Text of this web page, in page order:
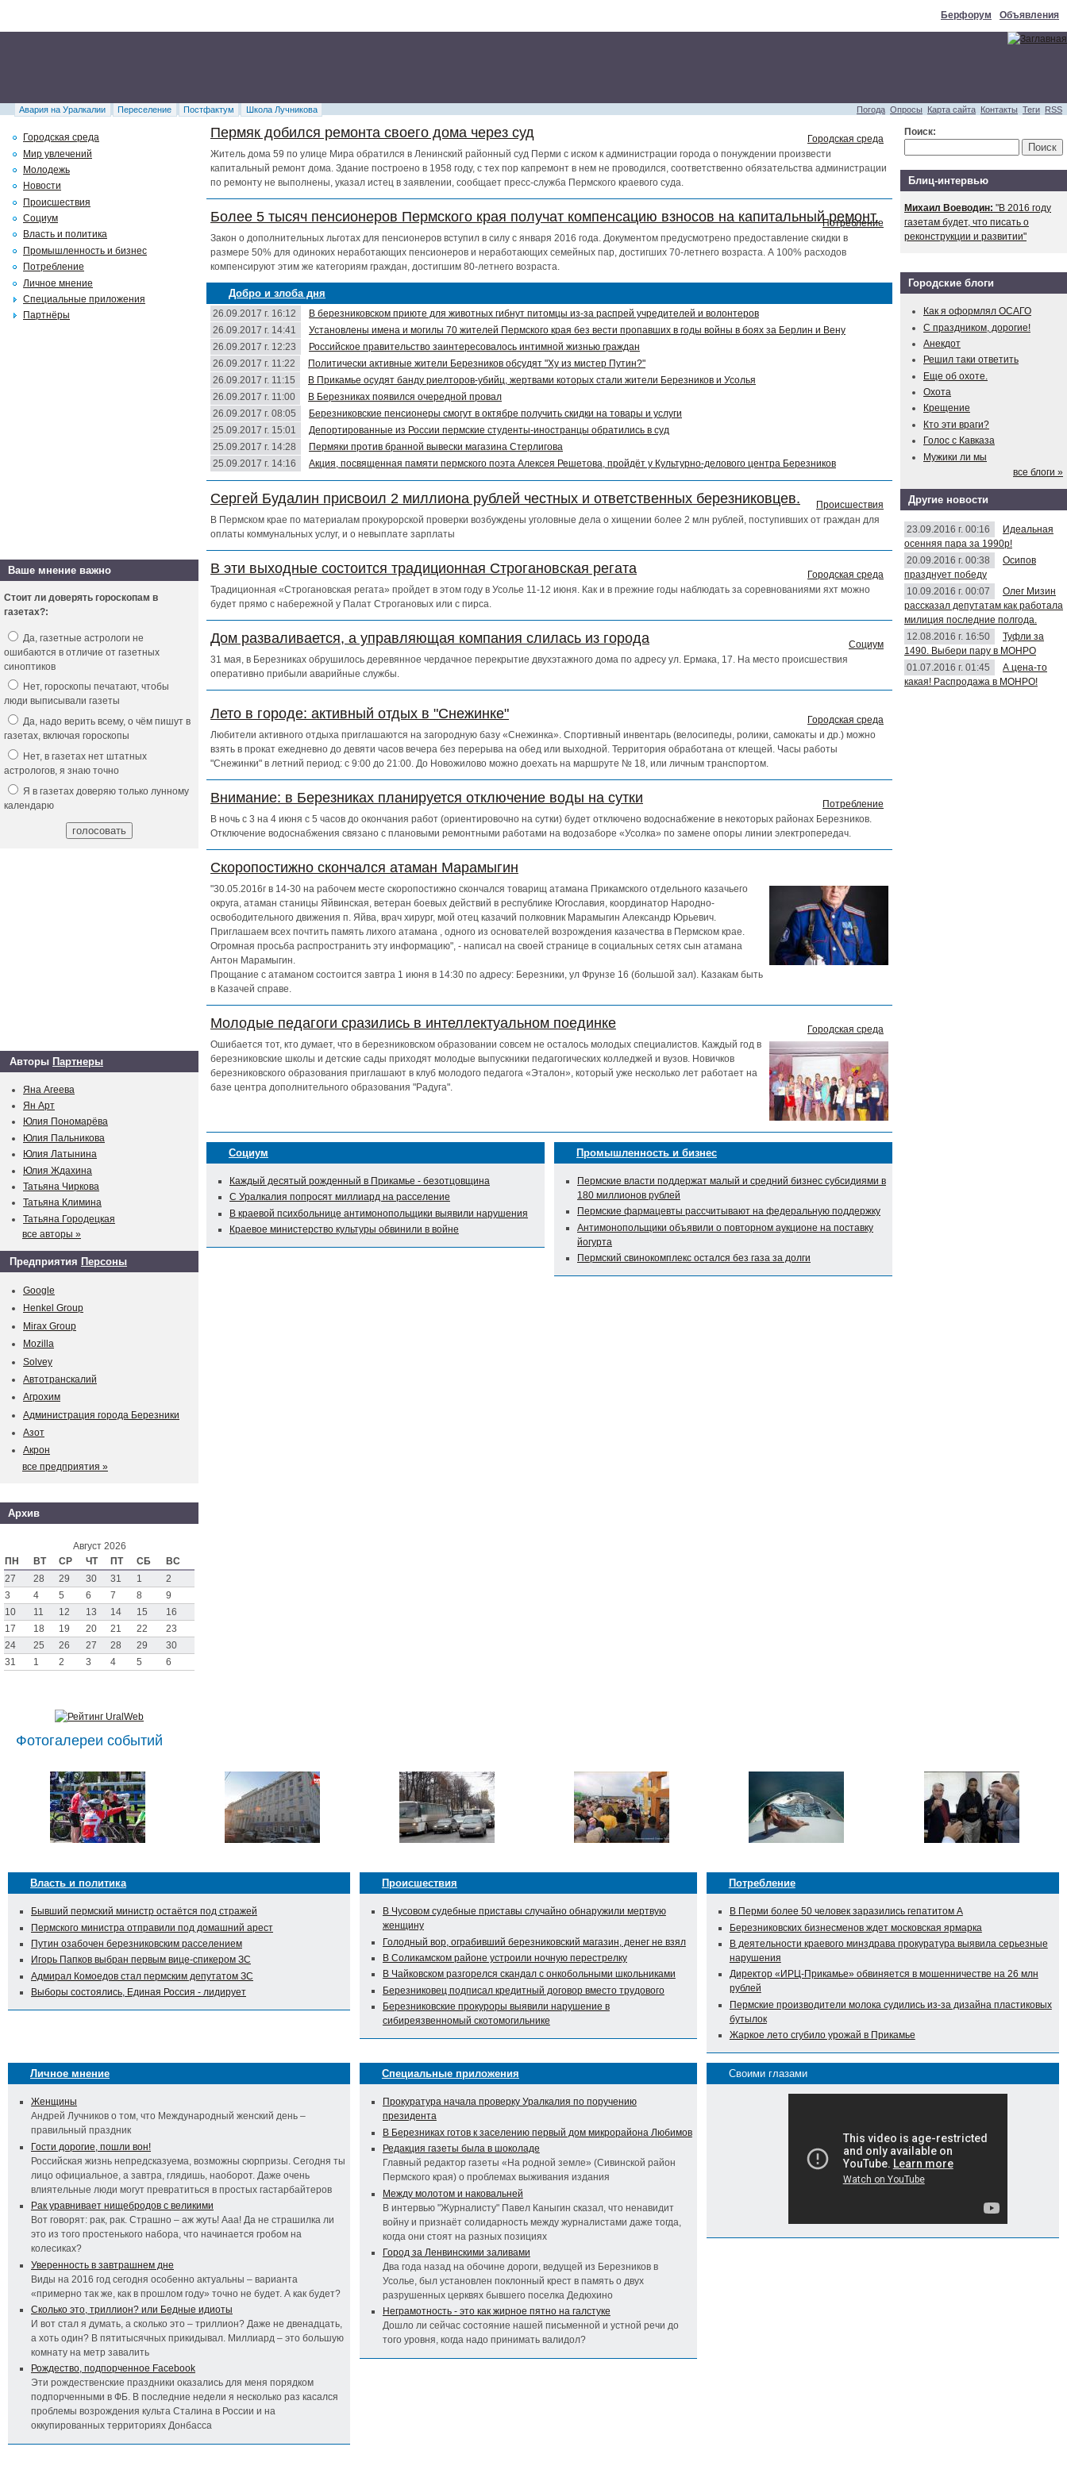
Берфорум Объявления
Погода Опросы Карта сайта Контакты Теги RSS
Авария на Уралкалии Переселение Постфактум Школа Лучникова
Пермяк добился ремонта своего дома через суд
Городская среда
Житель дома 59 по улице Мира обратился в Ленинский районный суд Перми с иском к администрации города о понуждении произвести
капитальный ремонт дома. Здание построено в 1958 году, с тех пор капремонт в нем не проводился, соответственно обязательства администрации
по ремонту не выполнены, указал истец в заявлении, сообщает пресс-служба Пермского краевого суда.
Более 5 тысяч пенсионеров Пермского края получат компенсацию взносов на капитальный ремонт.
Потребление
Закон о дополнительных льготах для пенсионеров вступил в силу с января 2016 года. Документом предусмотрено предоставление скидки в
размере 50% для одиноких неработающих пенсионеров и неработающих семейных пар, достигших 70-летнего возраста. А 100% расходов
компенсируют этим же категориям граждан, достигшим 80-летнего возраста.
Добро и злоба дня
26.09.2017 г. 16:12
В березниковском приюте для животных гибнут питомцы из-за распрей учредителей и волонтеров
26.09.2017 г. 14:41
Установлены имена и могилы 70 жителей Пермского края без вести пропавших в годы войны в боях за Берлин и Вену
26.09.2017 г. 12:23
Российское правительство заинтересовалось интимной жизнью граждан
26.09.2017 г. 11:22
Политически активные жители Березников обсудят "Ху из мистер Путин?"
26.09.2017 г. 11:15
В Прикамье осудят банду риелторов-убийц, жертвами которых стали жители Березников и Усолья
26.09.2017 г. 11:00
В Березниках появился очередной провал
26.09.2017 г. 08:05
Березниковские пенсионеры смогут в октябре получить скидки на товары и услуги
25.09.2017 г. 15:01
Депортированные из России пермские студенты-иностранцы обратились в суд
25.09.2017 г. 14:28
Пермяки против бранной вывески магазина Стерлигова
25.09.2017 г. 14:16
Акция, посвященная памяти пермского поэта Алексея Решетова, пройдёт у Культурно-делового центра Березников
Сергей Будалин присвоил 2 миллиона рублей честных и ответственных березниковцев.
Происшествия
В Пермском крае по материалам прокурорской проверки возбуждены уголовные дела о хищении более 2 млн рублей, поступивших от граждан для
оплаты коммунальных услуг, и о невыплате зарплаты
В эти выходные состоится традиционная Строгановская регата
Городская среда
Традиционная «Строгановская регата» пройдет в этом году в Усолье 11-12 июня. Как и в прежние годы наблюдать за соревнованиями яхт можно
будет прямо с набережной у Палат Строгановых или с пирса.
Дом разваливается, а управляющая компания слилась из города
Социум
31 мая, в Березниках обрушилось деревянное чердачное перекрытие двухэтажного дома по адресу ул. Ермака, 17. На место происшествия
оперативно прибыли аварийные службы.
Лето в городе: активный отдых в "Снежинке"
Городская среда
Любители активного отдыха приглашаются на загородную базу «Снежинка». Спортивный инвентарь (велосипеды, ролики, самокаты и др.) можно
взять в прокат ежедневно до девяти часов вечера без перерыва на обед или выходной. Территория обработана от клещей. Часы работы
"Снежинки" в летний период: с 9:00 до 21:00. До Новожилово можно доехать на маршруте № 18, или личным транспортом.
Внимание: в Березниках планируется отключение воды на сутки
Потребление
В ночь с 3 на 4 июня с 5 часов до окончания работ (ориентировочно на сутки) будет отключено водоснабжение в некоторых районах Березников.
Отключение водоснабжения связано с плановыми ремонтными работами на водозаборе «Усолка» по замене опоры линии электропередач.
Скоропостижно скончался атаман Марамыгин
"30.05.2016г в 14-30 на рабочем месте скоропостижно скончался товарищ атамана Прикамского отдельного казачьего
округа, атаман станицы Яйвинская, ветеран боевых действий в республике Югославия, координатор Народно-
освободительного движения п. Яйва, врач хирург, мой отец казачий полковник Марамыгин Александр Юрьевич.
Приглашаем всех почтить память лихого атамана , одного из основателей возрождения казачества в Пермском крае.
Огромная просьба распространить эту информацию", - написал на своей странице в социальных сетях сын атамана
Антон Марамыгин.
Прощание с атаманом состоится завтра 1 июня в 14:30 по адресу: Березники, ул Фрунзе 16 (большой зал). Казакам быть
в Казачей справе.
Молодые педагоги сразились в интеллектуальном поединке
Городская среда
Ошибается тот, кто думает, что в березниковском образовании совсем не осталось молодых специалистов. Каждый год в
березниковские школы и детские сады приходят молодые выпускники педагогических колледжей и вузов. Новичков
березниковского образования приглашают в клуб молодого педагога «Эталон», который уже несколько лет работает на
базе центра дополнительного образования "Радуга".
Социум
Каждый десятый рожденный в Прикамье - безотцовщина
С Уралкалия попросят миллиард на расселение
В краевой психбольнице антимонопольщики выявили нарушения
Краевое министерство культуры обвинили в войне
Промышленность и бизнес
Пермские власти поддержат малый и средний бизнес субсидиями в
180 миллионов рублей
Пермские фармацевты рассчитывают на федеральную поддержку
Антимонопольщики объявили о повторном аукционе на поставку
йогурта
Пермский свинокомплекс остался без газа за долги
Городская среда
Мир увлечений
Молодежь
Новости
Происшествия
Социум
Власть и политика
Промышленность и бизнес
Потребление
Личное мнение
Специальные приложения
Партнёры
Ваше мнение важно
Стоит ли доверять гороскопам в
газетах?:
Да, газетные астрологи не
ошибаются в отличие от газетных
синоптиков
Нет, гороскопы печатают, чтобы
люди выписывали газеты
Да, надо верить всему, о чём пишут в
газетах, включая гороскопы
Нет, в газетах нет штатных
астрологов, я знаю точно
Я в газетах доверяю только лунному
календарю
Авторы Партнеры
Яна Агеева
Ян Арт
Юлия Пономарёва
Юлия Пальникова
Юлия Латынина
Юлия Ждахина
Татьяна Чиркова
Татьяна Климина
Татьяна Городецкая
все авторы »
Предприятия Персоны
Google
Henkel Group
Mirax Group
Mozilla
Solvey
Автотранскалий
Агрохим
Администрация города Березники
Азот
Акрон
все предприятия »
Архив
Август 2026
ПН
ВТ СР ЧТ ПТ СБ
ВС
27
28 29 30 31 1
2
3
4 5 6 7 8
9
10
11 12 13 14 15
16
17
18 19 20 21 22
23
24
25 26 27 28 29
30
31
1 2 3 4 5 6
Поиск:
Блиц-интервью
Михаил Воеводин: "В 2016 году
газетам будет, что писать о
реконструкции и развитии"
Городские блоги
Как я оформлял ОСАГО
С праздником, дорогие!
Анекдот
Решил таки ответить
Еще об охоте.
Охота
Крещение
Кто эти враги?
Голос с Кавказа
Мужики ли мы
все блоги »
Другие новости
23.09.2016 г. 00:16
Идеальная
осенняя пара за 1990р!
20.09.2016 г. 00:38
Осипов
празднует победу
10.09.2016 г. 00:07
Олег Мизин
рассказал депутатам как работала
милиция последние полгода.
12.08.2016 г. 16:50
Туфли за
1490. Выбери пару в МОНРО
01.07.2016 г. 01:45
А цена-то
какая! Распродажа в МОНРО!
Фотогалереи событий
Власть и политика
Бывший пермский министр остаётся под стражей
Пермского министра отправили под домашний арест
Путин озабочен березниковским расселением
Игорь Папков выбран первым вице-спикером ЗС
Адмирал Комоедов стал пермским депутатом ЗС
Выборы состоялись, Единая Россия - лидирует
Происшествия
В Чусовом судебные приставы случайно обнаружили мертвую
женщину
Голодный вор, ограбивший березниковский магазин, денег не взял
В Соликамском районе устроили ночную перестрелку
В Чайковском разгорелся скандал с онкобольными школьниками
Березниковец подписал кредитный договор вместо трудового
Березниковские прокуроры выявили нарушение в
сибиреязвенномый скотомогильнике
Потребление
В Перми более 50 человек заразились гепатитом А
Березниковских бизнесменов ждет московская ярмарка
В деятельности краевого минздрава прокуратура выявила серьезные
нарушения
Директор «ИРЦ-Прикамье» обвиняется в мошенничестве на 26 млн
рублей
Пермские производители молока судились из-за дизайна пластиковых
бутылок
Жаркое лето сгубило урожай в Прикамье
Личное мнение
Женщины
Андрей Лучников о том, что Международный женский день –
правильный праздник
Гости дорогие, пошли вон!
Российская жизнь непредсказуема, возможны сюрпризы. Сегодня ты
лицо официальное, а завтра, глядишь, наоборот. Даже очень
влиятельные люди могут превратиться в простых гастарбайтеров
Рак уравнивает нищебродов с великими
Вот говорят: рак, рак. Страшно – аж жуть! Ааа! Да не страшилка ли
это из того простенького набора, что начинается гробом на
колесиках?
Уверенность в завтрашнем дне
Виды на 2016 год сегодня особенно актуальны – варианта
«примерно так же, как в прошлом году» точно не будет. А как будет?
Сколько это, триллион? или Бедные идиоты
И вот стал я думать, а сколько это – триллион? Даже не двенадцать,
а хоть один? В пятитысячных прикидывал. Миллиард – это большую
комнату на метр завалить
Рождество, подпорченное Facebook
Эти рождественские праздники оказались для меня порядком
подпорченными в ФБ. В последние недели я несколько раз касался
проблемы возрождения культа Сталина в России и на
оккупированных территориях Донбасса
Специальные приложения
Прокуратура начала проверку Уралкалия по поручению
президента
В Березниках готов к заселению первый дом микрорайона Любимов
Редакция газеты была в шоколаде
Главный редактор газеты «На родной земле» (Сивинской район
Пермского края) о проблемах выживания издания
Между молотом и наковальней
В интервью "Журналисту" Павел Каныгин сказал, что ненавидит
войну и признаёт солидарность между журналистами даже тогда,
когда они стоят на разных позициях
Город за Ленвинскими заливами
Два года назад на обочине дороги, ведущей из Березников в
Усолье, был установлен поклонный крест в память о двух
разрушенных церквях бывшего поселка Дедюхино
Неграмотность - это как жирное пятно на галстуке
Дошло ли сейчас состояние нашей письменной и устной речи до
того уровня, когда надо принимать валидол?
Своими глазами